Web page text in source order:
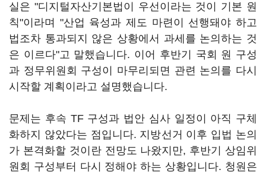
실은 "디지털자산기본법이 우선이라는 것이 기본 원
칙"이라며 "산업 육성과 제도 마련이 선행돼야 하고
법조차 통과되지 않은 상황에서 과세를 논의하는 것
은 이르다"고 말했습니다. 이어 후반기 국회 원 구성
과 정무위원회 구성이 마무리되면 관련 논의를 다시
시작할 계획이라고 설명했습니다.
문제는 후속 TF 구성과 법안 심사 일정이 아직 구체
화하지 않았다는 점입니다. 지방선거 이후 입법 논의
가 본격화할 것이란 전망도 나왔지만, 후반기 상임위
원회 구성부터 다시 정해야 하는 상황입니다. 청원은